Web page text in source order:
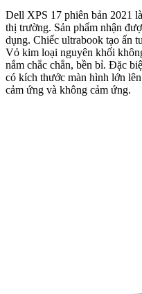
Dell XPS 17 phiên bản 2021
thị trường. Sản phẩm nhận
dụng. Chiếc ultrabook tạo ấn
Vỏ kim loại nguyên khối
nắm chắc chắn, bền bỉ. Đặc
có kích thước màn hình lớn
cảm ứng và không cảm ứng.